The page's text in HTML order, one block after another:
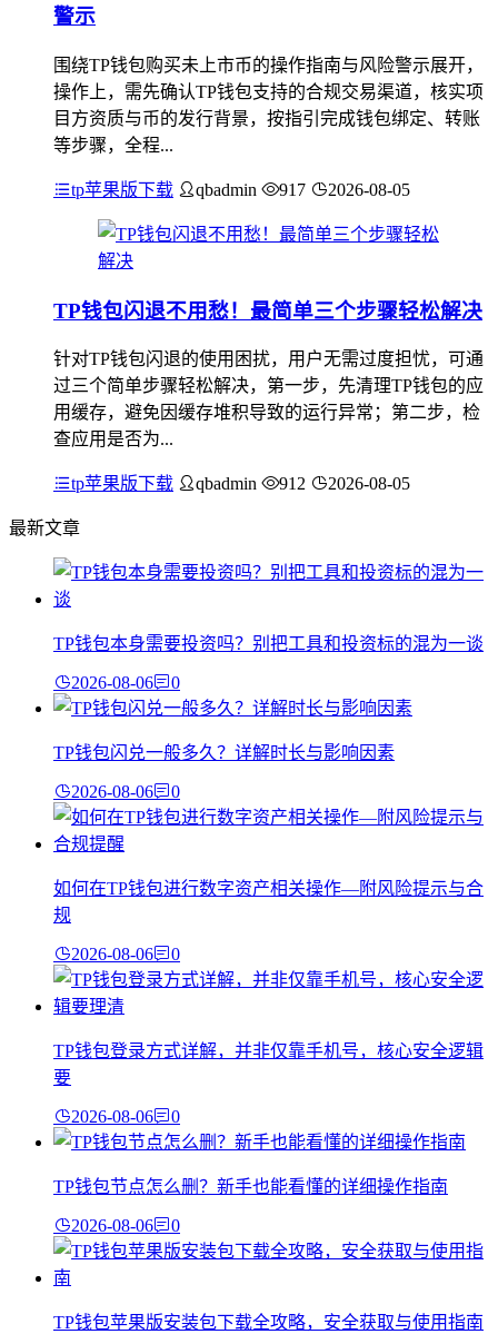
警示
围绕TP钱包购买未上市币的操作指南与风险警示展开，
操作上，需先确认TP钱包支持的合规交易渠道，核实项
目方资质与币的发行背景，按指引完成钱包绑定、转账
等步骤，全程...
tp苹果版下载 qbadmin 917 2026-08-05
TP钱包闪退不用愁！最简单三个步骤轻松解决
针对TP钱包闪退的使用困扰，用户无需过度担忧，可通
过三个简单步骤轻松解决，第一步，先清理TP钱包的应
用缓存，避免因缓存堆积导致的运行异常；第二步，检
查应用是否为...
tp苹果版下载 qbadmin 912 2026-08-05
最新文章
TP钱包本身需要投资吗？别把工具和投资标的混为一谈
2026-08-06 0
TP钱包闪兑一般多久？详解时长与影响因素
2026-08-06 0
如何在TP钱包进行数字资产相关操作—附风险提示与合
规
2026-08-06 0
TP钱包登录方式详解，并非仅靠手机号，核心安全逻辑
要
2026-08-06 0
TP钱包节点怎么删？新手也能看懂的详细操作指南
2026-08-06 0
TP钱包苹果版安装包下载全攻略，安全获取与使用指南